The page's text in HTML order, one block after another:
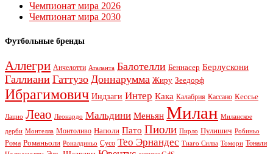
Чемпионат мира 2026
Чемпионат мира 2030
Футбольные бренды
Аллегри Анчелотти Аталанта Балотелли Беннасер Берлускони
Галлиани Гаттузо Доннарумма Жиру Зеедорф
Ибрагимович Индзаги Интер Кака Калабрия Кассано Кессье
Лацио Леао Леонардо Мальдини Меньян Милан Миланское
дерби Монтелла Монтоливо Наполи Пато Пиоли Пирло Пулишич Робиньо
Рома Романьоли Роналдиньо Сусо Тео Эрнандес Тиаго Силва Томори Тонали